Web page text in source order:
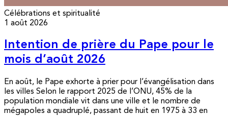
Célébrations et spiritualité
1 août 2026
Intention de prière du Pape pour le
mois d’août 2026
En août, le Pape exhorte à prier pour l’évangélisation dans
les villes Selon le rapport 2025 de l’ONU, 45% de la
population mondiale vit dans une ville et le nombre de
mégapoles a quadruplé, passant de huit en 1975 à 33 en